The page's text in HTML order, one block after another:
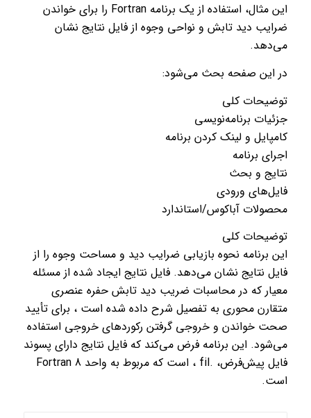
این مثال، استفاده از یک برنامه Fortran را برای خواندن
ضرایب دید تابش و نواحی وجوه از فایل نتایج نشان
می‌دهد.
در این صفحه بحث می‌شود:
توضیحات کلی
جزئیات برنامه‌نویسی
کامپایل و لینک کردن برنامه
اجرای برنامه
نتایج و بحث
فایل‌های ورودی
محصولات آباکوس/استاندارد
توضیحات کلی
این برنامه نحوه بازیابی ضرایب دید و مساحت وجوه را از
فایل نتایج نشان می‌دهد. فایل نتایج ایجاد شده از مسئله
معیار که در محاسبات ضریب دید تابش حفره عنصری
متقارن محوری به تفصیل شرح داده شده است ، برای تأیید
صحت خواندن و خروجی گرفتن رکوردهای خروجی استفاده
می‌شود. این برنامه فرض می‌کند که فایل نتایج دارای پسوند
فایل پیش‌فرض، .fil ، است که مربوط به واحد Fortran 8
است.